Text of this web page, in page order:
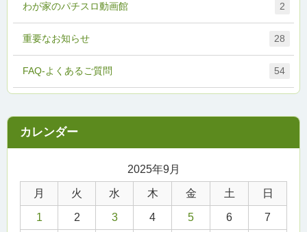
FAQ-よくあるご質問 54
わが家のパチスロ動画館 2
重要なお知らせ 28
2025年9月
月 火 水 木 金 土 日
1 2 3 4 5 6 7